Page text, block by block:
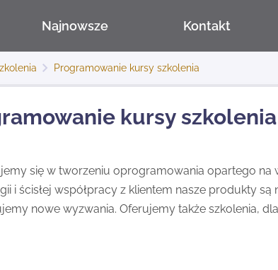
Najnowsze Kontakt
Programowanie kursy szkolenia
kursy szkolenia
się w tworzeniu oprogramowania opartego na
i ścisłej współpracy z klientem nasze produkty
nowe wyzwania. Oferujemy także szkolenia,